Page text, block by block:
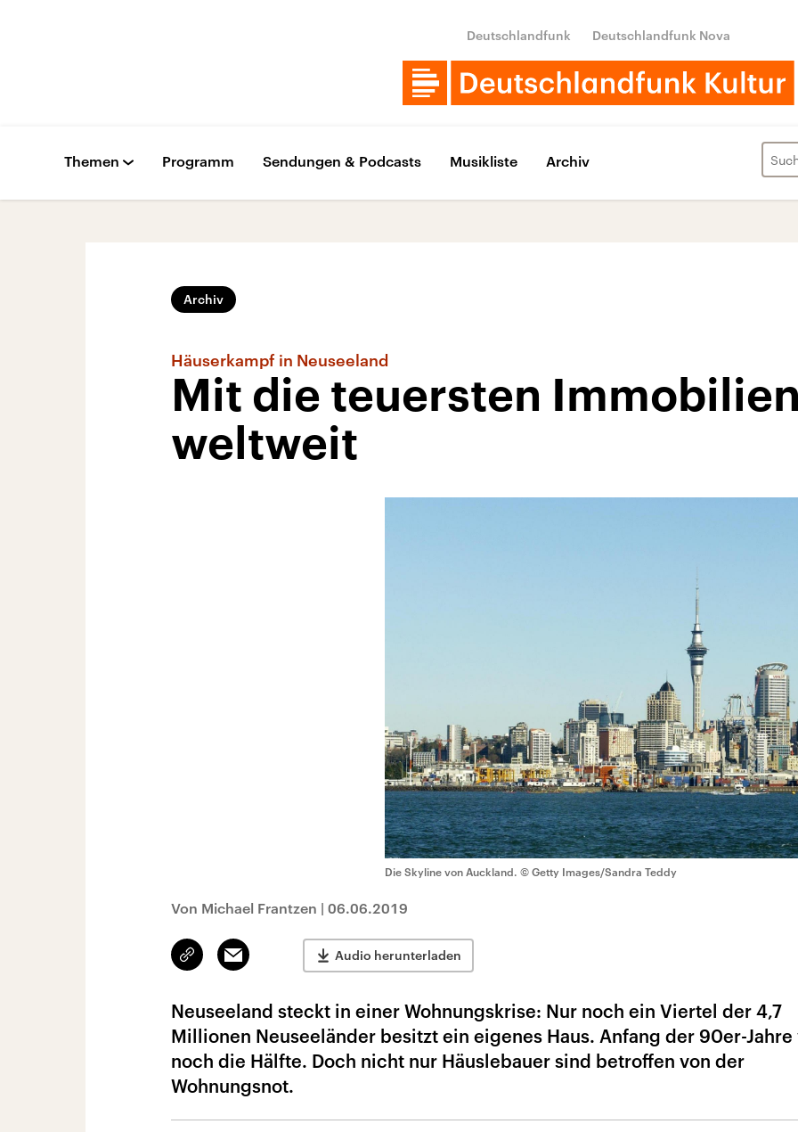
Deutschlandfunk Deutschlandfunk Nova
Themen Programm Sendungen & Podcasts Musikliste Archiv
Archiv
Häuserkampf in Neuseeland
Mit die teuersten
weltweit
Die Skyline von Auckland. © Getty Images/Sandra Teddy
Von Michael Frantzen | 06.06.2019
Link
kopieren/teilen
Email Audio herunterladen
Neuseeland steckt in einer Wohnungskrise: Nur noch ein Viertel der 4,7
Millionen Neuseeländer besitzt ein eigenes Haus. Anfang der 90er-Jahre
noch die Hälfte. Doch nicht nur Häuslebauer sind betroffen von der
Wohnungsnot.